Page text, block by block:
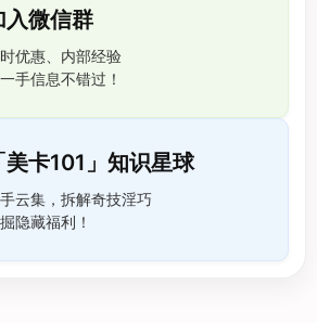
入微信群
优惠、内部经验
手信息不错过！
美卡101」知识星球
云集，拆解奇技淫巧
隐藏福利！